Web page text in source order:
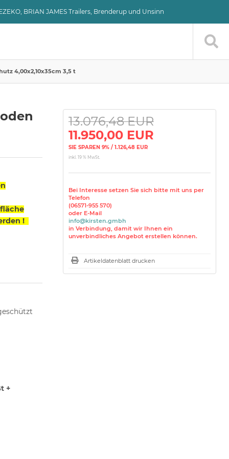
BRIAN JAMES Trailers, Brenderup und Unsinn
4,00x2,10x35cm 3,5 t
!
+
13.076,48 EUR
11.950,00 EUR
SIE SPAREN 9% / 1.126,48 EUR
inkl. 19 % MwSt.
Bei Interesse setzen Sie sich bitte mit uns per
Telefon
(06571-955 570)
oder E-Mail
info@kirsten.gmbh
in Verbindung, damit wir Ihnen ein
unverbindliches Angebot erstellen können.
Artikeldatenblatt drucken